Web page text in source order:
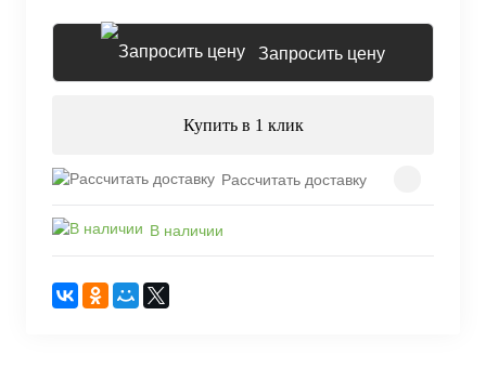
Запросить цену
Купить в 1 клик
Рассчитать доставку
В наличии